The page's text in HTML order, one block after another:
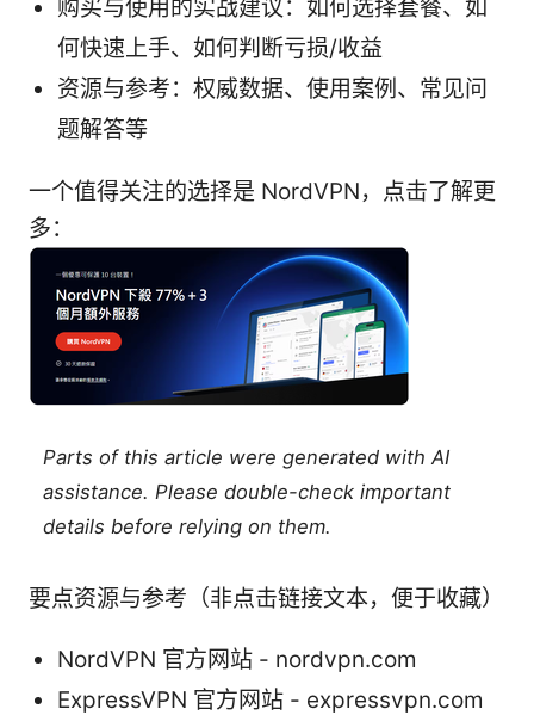
购买与使用的实战建议：如何选择套餐、如
何快速上手、如何判断亏损/收益
资源与参考：权威数据、使用案例、常见问
题解答等
一个值得关注的选择是 NordVPN，点击了解更
多：
Parts of this article were generated with AI
assistance. Please double-check important
details before relying on them.
要点资源与参考（非点击链接文本，便于收藏）
NordVPN 官方网站 - nordvpn.com
ExpressVPN 官方网站 - expressvpn.com